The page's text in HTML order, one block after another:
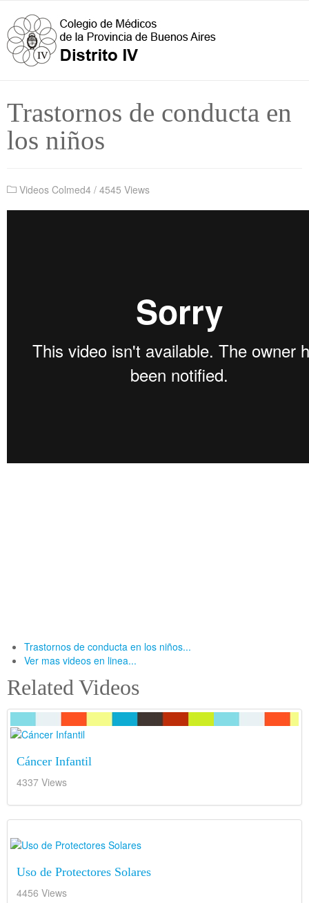
Trastornos de conducta en
los niños
Videos Colmed4 / 4545 Views
Trastornos de conducta en los niños...
Ver mas videos en linea...
Related Videos
Cáncer Infantil
4337 Views
Uso de Protectores Solares
4456 Views